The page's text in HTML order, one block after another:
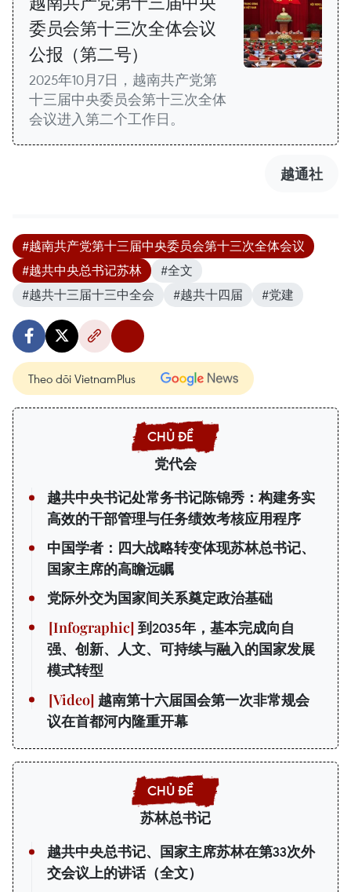
委员会第十三次全体会议
公报（第二号）
2025年10月7日，越南共产党第
十三届中央委员会第十三次全体
会议进入第二个工作日。
越通社
#越南共产党第十三届中央委员会第十三次全体会议
#越共中央总书记苏林
#全文
#越共十三届十三中全会
#越共十四届 #党建
Theo dõi VietnamPlus
党代会
越共中央书记处常务书记陈锦秀：构建务实
高效的干部管理与任务绩效考核应用程序
中国学者：四大战略转变体现苏林总书记、
国家主席的高瞻远瞩
党际外交为国家间关系奠定政治基础
到2035年，基本完成向自
强、创新、人文、可持续与融入的国家发展
模式转型
越南第十六届国会第一次非常规会
议在首都河内隆重开幕
苏林总书记
越共中央总书记、国家主席苏林在第33次外
交会议上的讲话（全文）